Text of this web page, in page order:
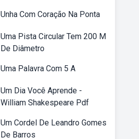
Unha Com Coração Na Ponta
Uma Pista Circular Tem 200 M
De Diâmetro
Uma Palavra Com 5 A
Um Dia Você Aprende -
William Shakespeare Pdf
Um Cordel De Leandro Gomes
De Barros